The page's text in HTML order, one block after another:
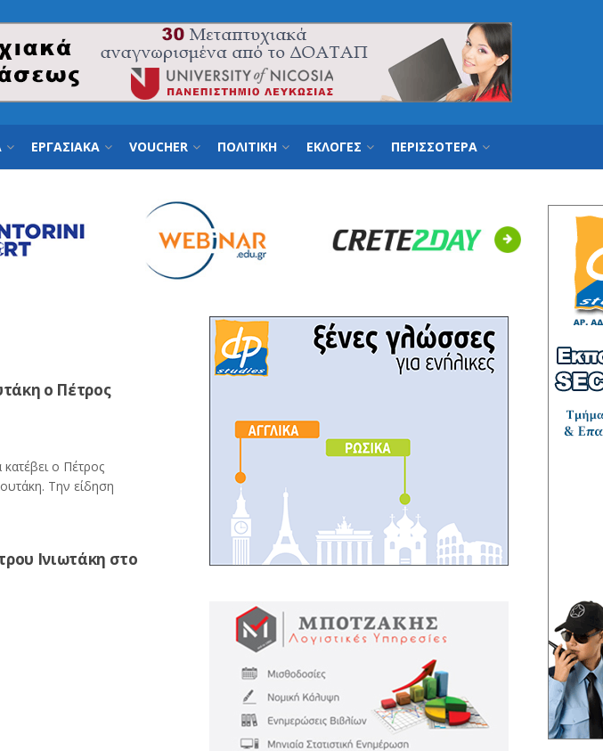
ΕΡΓΑΣΙΑΚΑ VOUCHER ΠΟΛΙΤΙΚΗ ΕΚΛΟΓΕΣ ΠΕΡΙΣΣΟΤΕΡΑ
Next
ο Πέτρος
κατέβει ο Πέτρος
Την είδηση
Ινιωτάκη στο